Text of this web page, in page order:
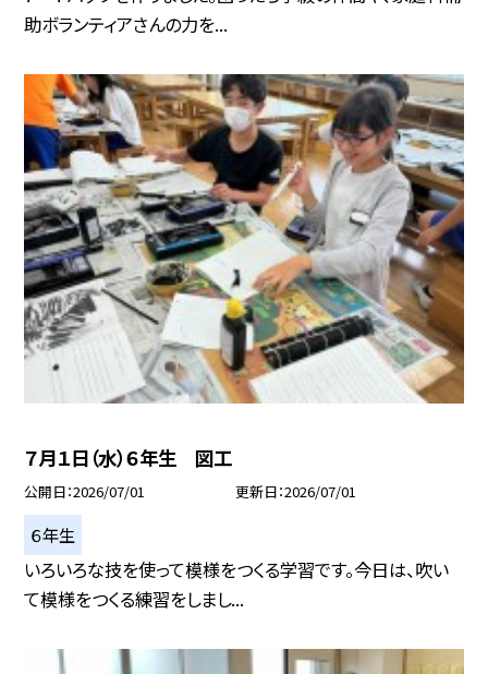
助ボランティアさんの力を...
７月１日（水）６年生 図工
公開日 2026/07/01 更新日 2026/07/01
６年生
いろいろな技を使って模様をつくる学習です。今日は、吹い
て模様をつくる練習をしまし...